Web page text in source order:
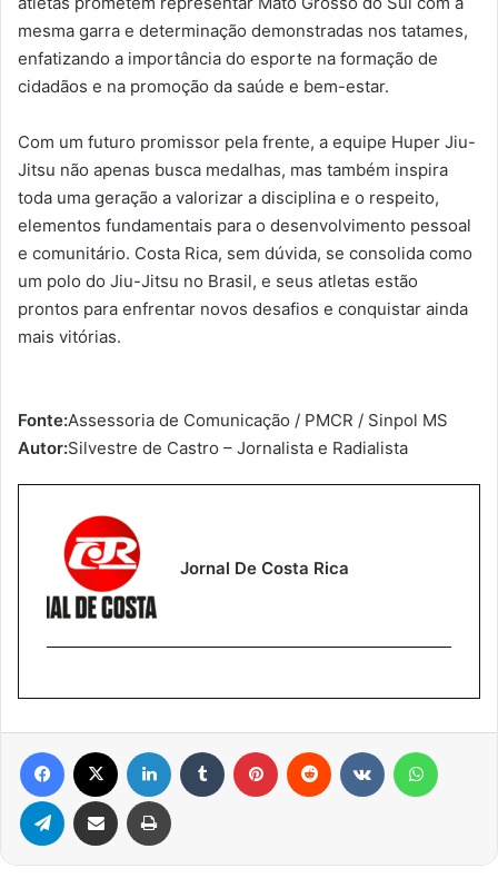
mesma garra e determinação demonstradas nos tatames,
enfatizando a importância do esporte na formação de
cidadãos e na promoção da saúde e bem-estar.
Com um futuro promissor pela frente, a equipe Huper Jiu-
Jitsu não apenas busca medalhas, mas também inspira
toda uma geração a valorizar a disciplina e o respeito,
elementos fundamentais para o desenvolvimento pessoal
e comunitário. Costa Rica, sem dúvida, se consolida como
um polo do Jiu-Jitsu no Brasil, e seus atletas estão
prontos para enfrentar novos desafios e conquistar ainda
mais vitórias.
Fonte:Assessoria de Comunicação / PMCR / Sinpol MS
Autor:Silvestre de Castro – Jornalista e Radialista
Jornal De Costa Rica
Facebook Linkedin Tumblr Pinterest Reddit
Telegram Compartilhar via e-mail Imprimir